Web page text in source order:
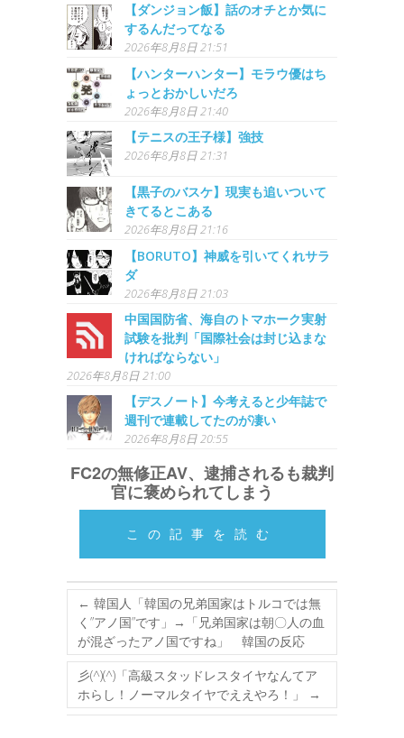
【ダンジョン飯】話のオチとか気に
するんだってなる
2026年8月8日 21:51
【ハンターハンター】モラウ優はち
ょっとおかしいだろ
2026年8月8日 21:40
【テニスの王子様】強技
2026年8月8日 21:31
【黒子のバスケ】現実も追いついて
きてるとこある
2026年8月8日 21:16
【BORUTO】神威を引いてくれサラ
ダ
2026年8月8日 21:03
中国国防省、海自のトマホーク実射
試験を批判「国際社会は封じ込まな
ければならない」
2026年8月8日 21:00
【デスノート】今考えると少年誌で
週刊で連載してたのが凄い
2026年8月8日 20:55
FC2の無修正AV、逮捕されるも裁判
官に褒められてしまう
この記事を読む
← 韓国人「韓国の兄弟国家はトルコでは無
く”アノ国”です」→「兄弟国家は朝〇人の血
が混ざったアノ国ですね」 韓国の反応
彡(^)(^)「高級スタッドレスタイヤなんてア
ホらし！ノーマルタイヤでええやろ！」
→